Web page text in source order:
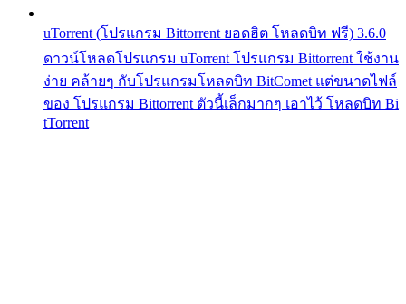
uTorrent (โปรแกรม Bittorrent ยอดฮิต โหลดบิท ฟรี) 3.6.0
ดาวน์โหลดโปรแกรม uTorrent โปรแกรม Bittorrent ใช้งาน
ง่าย คล้ายๆ กับโปรแกรมโหลดบิท BitComet แต่ขนาดไฟล์
ของ โปรแกรม Bittorrent ตัวนี้เล็กมากๆ เอาไว้ โหลดบิท Bi
tTorrent